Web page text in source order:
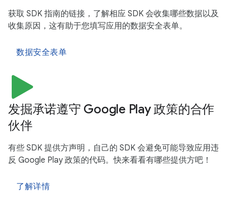
获取 SDK 指南的链接，了解相应 SDK 会收集哪些数据以及
收集原因，这有助于您填写应用的数据安全表单。
数据安全表单
发掘承诺遵守 Google Play 政策的合作
伙伴
有些 SDK 提供方声明，自己的 SDK 会避免可能导致应用违
反 Google Play 政策的代码。快来看看有哪些提供方吧！
了解详情